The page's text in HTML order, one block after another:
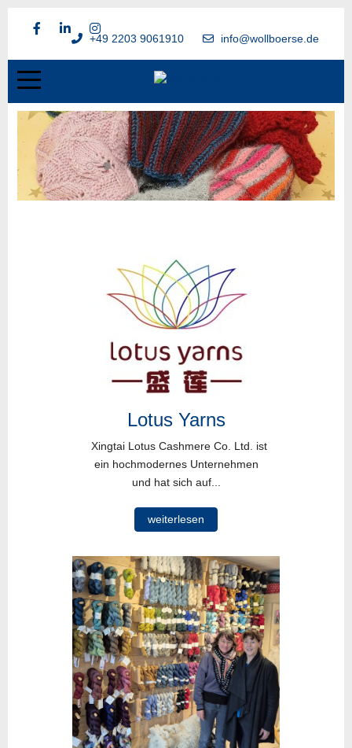
+49 2203 9061910 info@wollboerse.de
Lotus Yarns
Xingtai Lotus Cashmere Co. Ltd. ist
ein hochmodernes Unternehmen
und hat sich auf...
weiterlesen